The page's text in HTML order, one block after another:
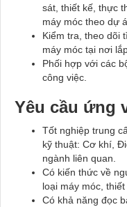
sát, thiết kế, thực
máy móc theo dự
Kiểm tra, theo dõi
máy móc tại nơi
Phối hợp với các
công việc.
Yêu cầu ứng
Tốt nghiệp trung
kỹ thuật: Cơ khí,
ngành liên quan.
Có kiến thức về
loại máy móc, thiết
Có khả năng đọc